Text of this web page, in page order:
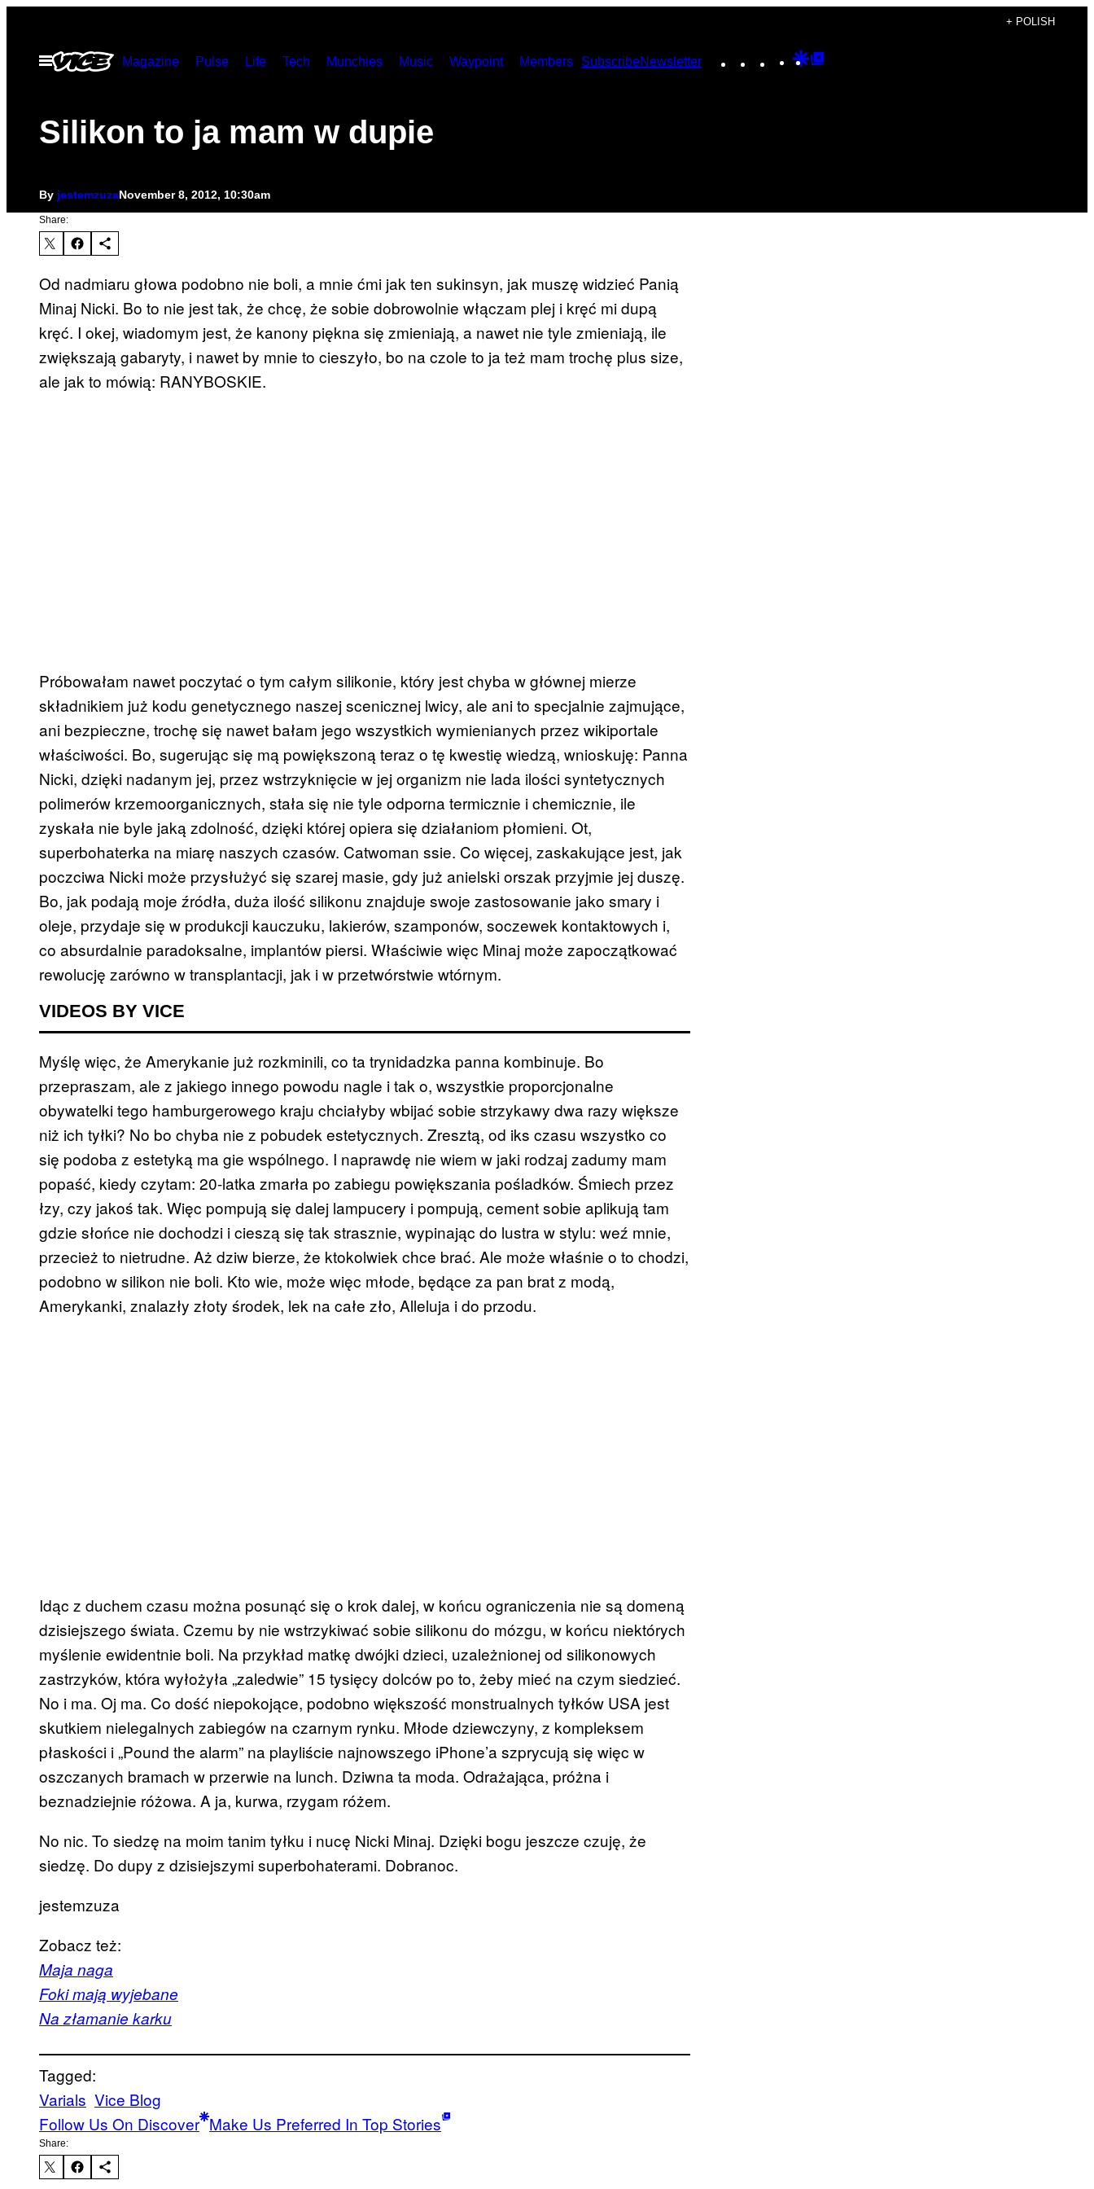
content
+ POLISH
Open
Menu
Magazine Pulse Life Tech Munchies Music Waypoint Members SubscribeNewsletter Instagram
TikTokYouTube
Google
Silikon to ja mam w dupie
By jestemzuzaNovember 8, 2012, 10:30am
Share:
Od nadmiaru głowa podobno nie boli, a mnie ćmi jak ten sukinsyn, jak muszę widzieć Panią
Minaj Nicki. Bo to nie jest tak, że chcę, że sobie dobrowolnie włączam plej i kręć mi dupą
kręć. I okej, wiadomym jest, że kanony piękna się zmieniają, a nawet nie tyle zmieniają, ile
zwiększają gabaryty, i nawet by mnie to cieszyło, bo na czole to ja też mam trochę plus size,
ale jak to mówią: RANYBOSKIE.
Próbowałam nawet poczytać o tym całym silikonie, który jest chyba w głównej mierze
składnikiem już kodu genetycznego naszej scenicznej lwicy, ale ani to specjalnie zajmujące,
ani bezpieczne, trochę się nawet bałam jego wszystkich wymienianych przez wikiportale
właściwości. Bo, sugerując się mą powiększoną teraz o tę kwestię wiedzą, wnioskuję: Panna
Nicki, dzięki nadanym jej, przez wstrzyknięcie w jej organizm nie lada ilości syntetycznych
polimerów krzemoorganicznych, stała się nie tyle odporna termicznie i chemicznie, ile
zyskała nie byle jaką zdolność, dzięki której opiera się działaniom płomieni. Ot,
superbohaterka na miarę naszych czasów. Catwoman ssie. Co więcej, zaskakujące jest, jak
poczciwa Nicki może przysłużyć się szarej masie, gdy już anielski orszak przyjmie jej duszę.
Bo, jak podają moje źródła, duża ilość silikonu znajduje swoje zastosowanie jako smary i
oleje, przydaje się w produkcji kauczuku, lakierów, szamponów, soczewek kontaktowych i,
co absurdalnie paradoksalne, implantów piersi. Właściwie więc Minaj może zapoczątkować
rewolucję zarówno w transplantacji, jak i w przetwórstwie wtórnym.
VIDEOS BY VICE
Myślę więc, że Amerykanie już rozkminili, co ta trynidadzka panna kombinuje. Bo
przepraszam, ale z jakiego innego powodu nagle i tak o, wszystkie proporcjonalne
obywatelki tego hamburgerowego kraju chciałyby wbijać sobie strzykawy dwa razy większe
niż ich tyłki? No bo chyba nie z pobudek estetycznych. Zresztą, od iks czasu wszystko co
się podoba z estetyką ma gie wspólnego. I naprawdę nie wiem w jaki rodzaj zadumy mam
popaść, kiedy czytam: 20-latka zmarła po zabiegu powiększania pośladków. Śmiech przez
łzy, czy jakoś tak. Więc pompują się dalej lampucery i pompują, cement sobie aplikują tam
gdzie słońce nie dochodzi i cieszą się tak strasznie, wypinając do lustra w stylu: weź mnie,
przecież to nietrudne. Aż dziw bierze, że ktokolwiek chce brać. Ale może właśnie o to chodzi,
podobno w silikon nie boli. Kto wie, może więc młode, będące za pan brat z modą,
Amerykanki, znalazły złoty środek, lek na całe zło, Alleluja i do przodu.
Idąc z duchem czasu można posunąć się o krok dalej, w końcu ograniczenia nie są domeną
dzisiejszego świata. Czemu by nie wstrzykiwać sobie silikonu do mózgu, w końcu niektórych
myślenie ewidentnie boli. Na przykład matkę dwójki dzieci, uzależnionej od silikonowych
zastrzyków, która wyłożyła „zaledwie” 15 tysięcy dolców po to, żeby mieć na czym siedzieć.
No i ma. Oj ma. Co dość niepokojące, podobno większość monstrualnych tyłków USA jest
skutkiem nielegalnych zabiegów na czarnym rynku. Młode dziewczyny, z kompleksem
płaskości i „Pound the alarm” na playliście najnowszego iPhone’a szprycują się więc w
oszczanych bramach w przerwie na lunch. Dziwna ta moda. Odrażająca, próżna i
beznadziejnie różowa. A ja, kurwa, rzygam różem.
No nic. To siedzę na moim tanim tyłku i nucę Nicki Minaj. Dzięki bogu jeszcze czuję, że
siedzę. Do dupy z dzisiejszymi superbohaterami. Dobranoc.
jestemzuza
Zobacz też:
Maja naga
Foki mają wyjebane
Na złamanie karku
Tagged:
Varials Vice Blog
Follow Us On Discover Make Us Preferred In Top Stories
Share: